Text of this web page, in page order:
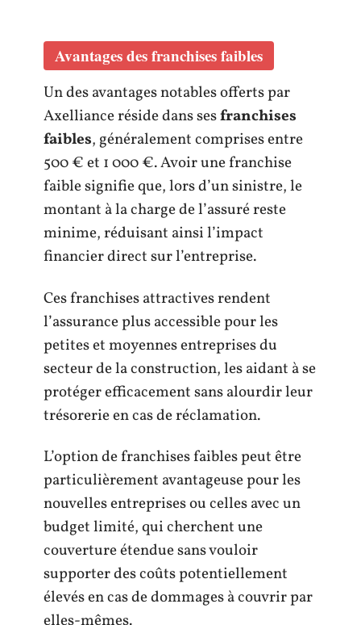
Avantages des franchises faibles
Un des avantages notables offerts par
Axelliance réside dans sesfranchises
faibles, généralement comprises entre
500 € et 1 000 €. Avoir une franchise
faible signifie que, lors d’un sinistre, le
montant à la charge de l’assuré reste
minime, réduisant ainsi l’impact
financier direct sur l’entreprise.
Ces franchises attractives rendent
l’assurance plus accessible pour les
petites et moyennes entreprises du
secteur de la construction, les aidant à se
protéger efficacement sans alourdir leur
trésorerie en cas de réclamation.
L’option de franchises faibles peut être
particulièrement avantageuse pour les
nouvelles entreprises ou celles avec un
budget limité, qui cherchent une
couverture étendue sans vouloir
supporter des coûts potentiellement
élevés en cas de dommages à couvrir par